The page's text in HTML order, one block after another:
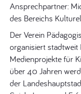
Ansprechpartner:
des Bereichs
Der Verein
organisiert stadtweit
Medienprojekte für
über 40 Jahren
der